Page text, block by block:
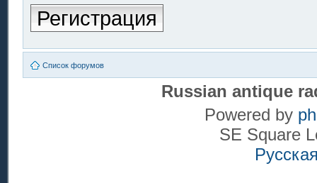
Регистрация
Список форумов
Russian antique
Powered by
SE Square